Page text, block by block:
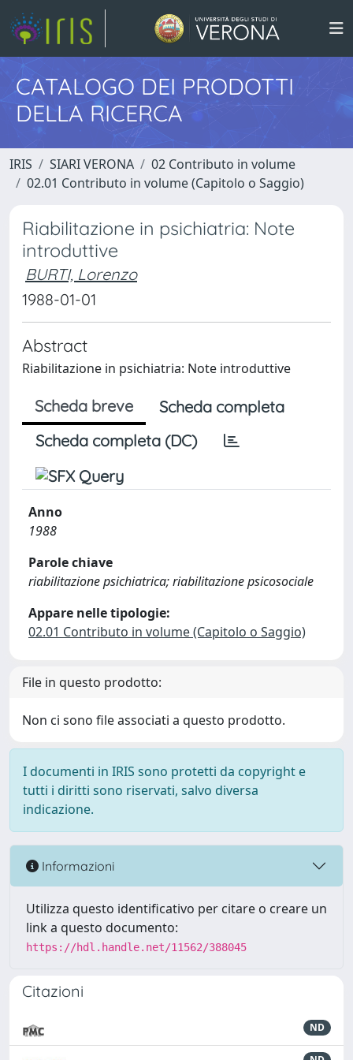
CATALOGO DEI PRODOTTI
DELLA RICERCA
IRIS SIARI VERONA
02 Contributo in volume
02.01 Contributo in volume (Capitolo o Saggio)
Riabilitazione in psichiatria: Note
introduttive
BURTI, Lorenzo
1988-01-01
Abstract
Riabilitazione in psichiatria: Note introduttive
Scheda breve
Scheda completa
Scheda completa (DC)
Anno
1988
Parole chiave
riabilitazione psichiatrica; riabilitazione psicosociale
Appare nelle tipologie:
02.01 Contributo in volume (Capitolo o Saggio)
File in questo prodotto:
Non ci sono file associati a questo prodotto.
I documenti in IRIS sono protetti da copyright e
tutti i diritti sono riservati, salvo diversa
indicazione.
Informazioni
Utilizza questo identificativo per citare o creare un
link a questo documento:
https://hdl.handle.net/11562/388045
Citazioni
ND